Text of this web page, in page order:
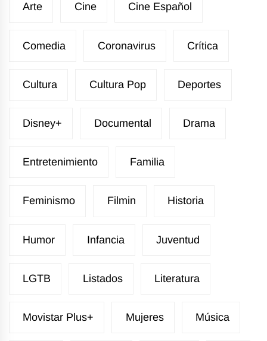
Arte Cine Cine Español
Comedia Coronavirus Crítica
Cultura Cultura Pop Deportes
Disney+ Documental Drama
Entretenimiento Familia
Feminismo Filmin Historia
Humor Infancia Juventud
LGTB Listados Literatura
Movistar Plus+ Mujeres Música